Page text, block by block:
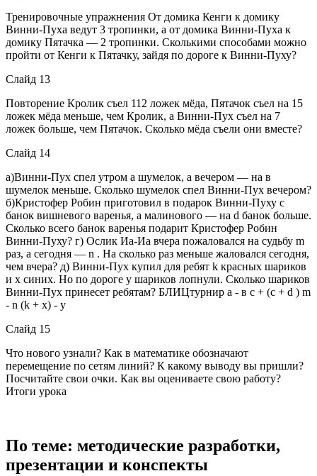
Тренировочные упражнения От домика Кенги к домику
Винни-Пуха ведут 3 тропинки, а от домика Винни-Пуха к
домику Пятачка — 2 тропинки. Сколькими способами можно
пройти от Кенги к Пятачку, зайдя по дороге к Винни-Пуху?
Слайд 13
Повторение Кролик съел 112 ложек мёда, Пятачок съел на 15
ложек мёда меньше, чем Кролик, а Винни-Пух съел на 7
ложек больше, чем Пятачок. Сколько мёда съели они вместе?
Слайд 14
а)Винни-Пух спел утром а шумелок, а вечером — на в
шумелок меньше. Сколько шумелок спел Винни-Пух вечером?
б)Кристофер Робин приготовил в подарок Винни-Пуху с
банок вишневого варенья, а малинового — на d банок больше.
Сколько всего банок варенья подарит Кристофер Робин
Винни-Пуху? г) Ослик Иа-Иа вчера пожаловался на судьбу m
раз, а сегодня — n . На сколько раз меньше жаловался сегодня,
чем вчера? д) Винни-Пух купил для ребят k красных шариков
и x синих. Но по дороге у шариков лопнули. Сколько шариков
Винни-Пух принесет ребятам? БЛИЦтурнир а - в с + (с + d ) m
- n (k + x) - y
Слайд 15
Что нового узнали? Как в математике обозначают
перемещение по сетям линий? К какому выводу вы пришли?
Посчитайте свои очки. Как вы оцениваете свою работу?
Итоги урока
По теме: методические разработки,
презентации и конспекты